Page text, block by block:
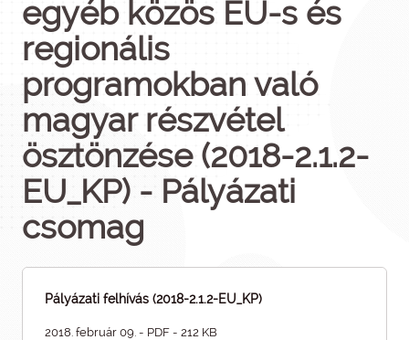
egyéb közös EU-s és
regionális
programokban való
magyar részvétel
ösztönzése (2018-2.1.2-
EU_KP) - Pályázati
csomag
Pályázati felhívás (2018-2.1.2-EU_KP)
2018. február 09. - PDF - 212 KB